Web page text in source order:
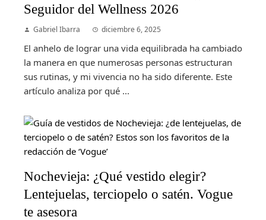
Seguidor del Wellness 2026
Gabriel Ibarra diciembre 6, 2025
El anhelo de lograr una vida equilibrada ha cambiado
la manera en que numerosas personas estructuran
sus rutinas, y mi vivencia no ha sido diferente. Este
artículo analiza por qué ...
Nochevieja: ¿Qué vestido elegir?
Lentejuelas, terciopelo o satén. Vogue
te asesora